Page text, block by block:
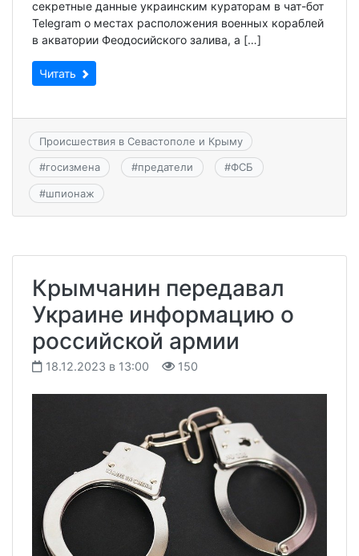
секретные данные украинским кураторам в чат-бот
Telegram о местах расположения военных кораблей
в акватории Феодосийского залива, а […]
Читать
Происшествия в Севастополе и Крыму
#госизмена #предатели #ФСБ
#шпионаж
Крымчанин передавал
Украине информацию о
российской армии
18.12.2023 в 13:00 150